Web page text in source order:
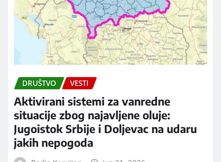
DRUŠTVO VESTI
Aktivirani sistemi za vanredne
situacije zbog najavljene oluje:
Jugoistok Srbije i Doljevac na udaru
jakih nepogoda